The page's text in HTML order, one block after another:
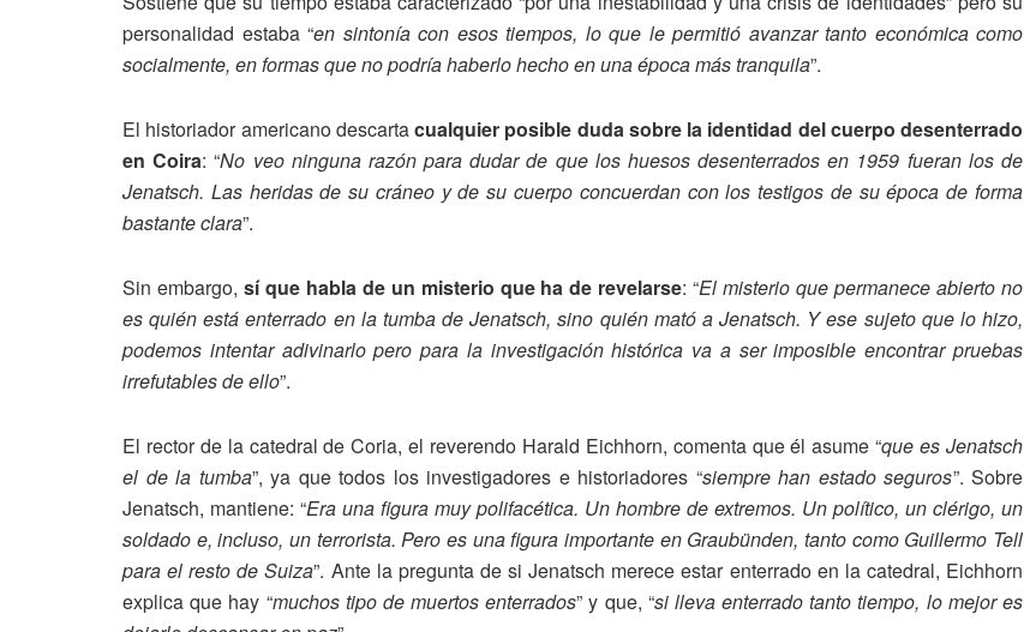
personalidad estaba “en sintonía con esos tiempos, lo que le permitió avanzar tanto económica como
socialmente, en formas que no podría haberlo hecho en una época más tranquila”.
El historiador americano descartacualquier posible duda sobre la identidad del cuerpo desenterrado
en Coira: “No veo ninguna razón para dudar de que los huesos desenterrados en 1959 fueran los de
Jenatsch. Las heridas de su cráneo y de su cuerpo concuerdan con los testigos de su época de forma
bastante clara”.
Sin embargo, sí que habla de un misterio que ha de revelarse: “El misterio que permanece abierto no
es quién está enterrado en la tumba de Jenatsch, sino quién mató a Jenatsch. Y ese sujeto que lo hizo,
podemos intentar adivinarlo pero para la investigación histórica va a ser imposible encontrar pruebas
irrefutables de ello”.
El rector de la catedral de Coria, el reverendo Harald Eichhorn, comenta que él asume “que es Jenatsch
el de la tumba”, ya que todos los investigadores e historiadores “siempre han estado seguros”. Sobre
Jenatsch, mantiene: “Era una figura muy polifacética. Un hombre de extremos. Un político, un clérigo, un
soldado e, incluso, un terrorista. Pero es una figura importante en Graubünden, tanto como Guillermo Tell
para el resto de Suiza”. Ante la pregunta de si Jenatsch merece estar enterrado en la catedral, Eichhorn
explica que hay “muchos tipo de muertos enterrados” y que, “si lleva enterrado tanto tiempo, lo mejor es